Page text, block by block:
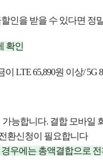
인을 받을 수 있다면 정
확인
이 LTE 65,890원 이상/ 5G
가능합니다. 결합 모바일
환신청이 필요합니다
우에는 총액결합으로